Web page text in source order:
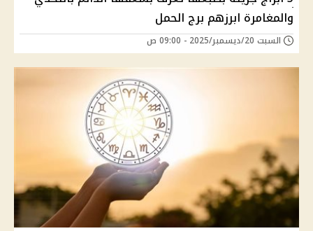
والمغامرة ابرزهم برج الحمل
السبت 20/ديسمبر/2025 - 09:00 ص